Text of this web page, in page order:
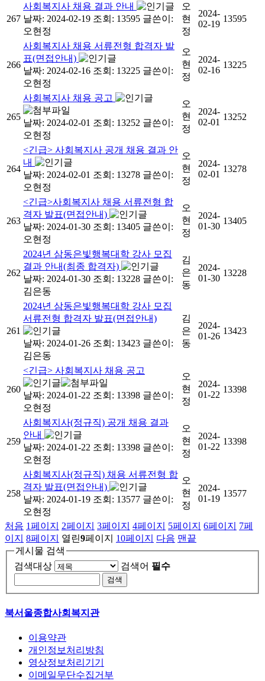
267
사회복지사 채용 결과 안내
날짜: 2024-02-19 조회: 13595 글쓴이:
오현정
오
현
정
2024-
02-19
13595
266
사회복지사 채용 서류전형 합격자 발
표(면접안내)
날짜: 2024-02-16 조회: 13225 글쓴이:
오현정
오
현
정
2024-
02-16
13225
265
사회복지사 채용 공고
날짜: 2024-02-01 조회: 13252 글쓴이:
오현정
오
현
정
2024-
02-01
13252
264
<긴급> 사회복지사 공개 채용 결과 안
내
날짜: 2024-02-01 조회: 13278 글쓴이:
오현정
오
현
정
2024-
02-01
13278
263
<긴급>사회복지사 채용 서류전형 합
격자 발표(면접안내)
날짜: 2024-01-30 조회: 13405 글쓴이:
오현정
오
현
정
2024-
01-30
13405
262
2024년 삼동은빛행복대학 강사 모집
결과 안내(최종 합격자)
날짜: 2024-01-30 조회: 13228 글쓴이:
김은동
김
은
동
2024-
01-30
13228
261
2024년 삼동은빛행복대학 강사 모집
서류전형 합격자 발표(면접안내)
날짜: 2024-01-26 조회: 13423 글쓴이:
김은동
김
은
동
2024-
01-26
13423
260
<긴급> 사회복지사 채용 공고
날짜: 2024-01-22 조회: 13398 글쓴이:
오현정
오
현
정
2024-
01-22
13398
259
사회복지사(정규직) 공개 채용 결과
안내
날짜: 2024-01-22 조회: 13398 글쓴이:
오현정
오
현
정
2024-
01-22
13398
258
사회복지사(정규직) 채용 서류전형 합
격자 발표(면접안내)
날짜: 2024-01-19 조회: 13577 글쓴이:
오현정
오
현
정
2024-
01-19
13577
처음 1페이지 2페이지 3페이지 4페이지 5페이지 6페이지 7페
이지 8페이지 열린9페이지 10페이지 다음 맨끝
게시물 검색
검색대상
검색어 필수
북서울종합사회복지관
이용약관
개인정보처리방침
영상정보처리기기
이메일무단수집거부